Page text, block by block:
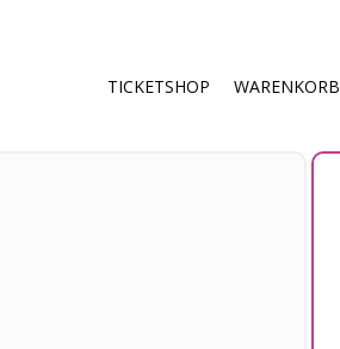
TICKETSHOP WARENKORB